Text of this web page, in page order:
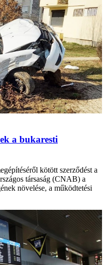
a bukaresti
kötött szerződést a
társaság (CNAB) a
növelése, a működtetési